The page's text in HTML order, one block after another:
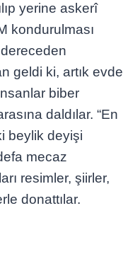
yerine askerî
kondurulması
dereceden
geldi ki, artık evde
biber
daldılar. “En
beylik deyişi
mecaz
resimler, şiirler,
donattılar.